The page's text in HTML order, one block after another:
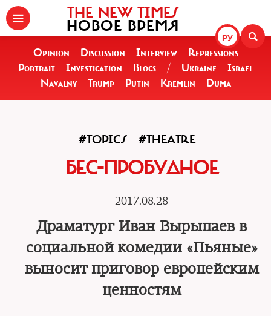
РУ
THE NEW TIMES
НОВОЕ ВРЕМЯ
Opinion Discussion Interview
Repressions
Portrait
Investigation Blogs / Ukraine
Israel
Navalny
Trump Putin Kremlin Duma
#TOPICS #THEATRE
БЕС-ПРОБУДНОЕ
2017.08.28
Драматург Иван Вырыпаев в
социальной комедии «Пьяные»
выносит приговор европейским
ценностям